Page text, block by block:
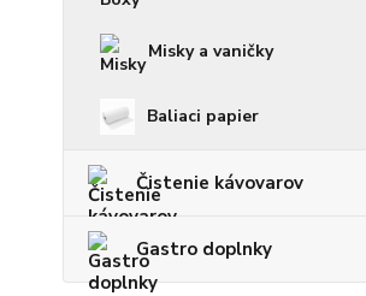
Misky a vaničky
Baliaci papier
Čistenie kávovarov
Gastro doplnky